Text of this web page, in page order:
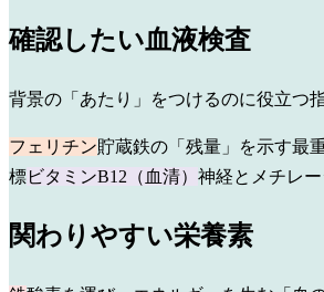
確認したい血液検査
背景の「あたり」をつけるのに役立つ
フェリチン貯蔵鉄の「残量」を示す最
標ビタミンB12（血清） 神経とメチレ
関わりやすい栄養素